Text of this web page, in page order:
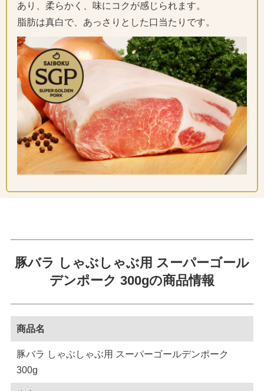
あり、柔らかく、味にコクが感じられます。
脂肪は真白で、あっさりとした口当たりです。
豚バラ しゃぶしゃぶ用 スーパーゴール
デンポーク 300gの商品情報
商品名
豚バラ しゃぶしゃぶ用 スーパーゴールデンポーク
300g